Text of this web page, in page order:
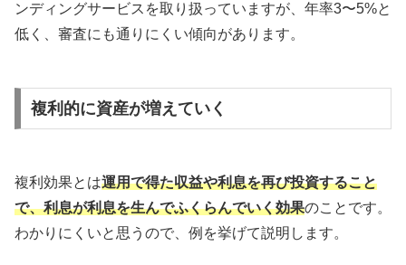
ンディングサービスを取り扱っていますが、年率3〜5%と
低く、審査にも通りにくい傾向があります。
複利的に資産が増えていく
複利効果とは運用で得た収益や利息を再び投資すること
で、利息が利息を生んでふくらんでいく効果のことです。
わかりにくいと思うので、例を挙げて説明します。